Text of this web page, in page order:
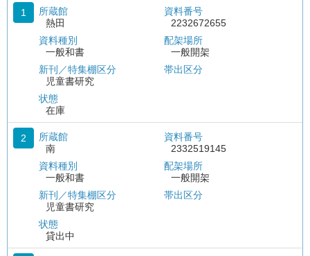
1
所蔵館
熱田
資料種別
一般和書
新刊／特集棚区分
児童書研究
状態
在庫
資料番号
2232672655
配架場所
一般開架
帯出区分
2
所蔵館
南
資料種別
一般和書
新刊／特集棚区分
児童書研究
状態
貸出中
資料番号
2332519145
配架場所
一般開架
帯出区分